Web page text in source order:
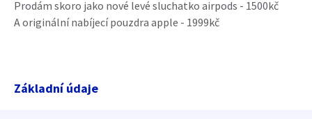
Prodám skoro jako nové levé sluchatko airpods - 1500kč
A originální nabíjecí pouzdra apple - 1999kč
Základní údaje